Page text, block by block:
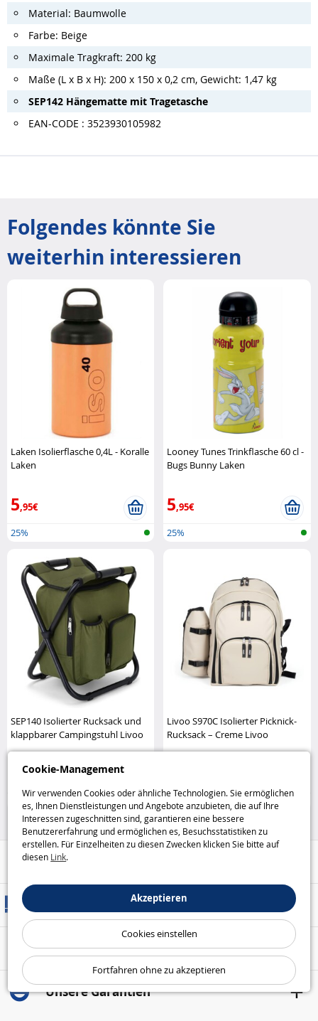
Cookie-Management
Wir verwenden Cookies oder ähnliche Technologien. Sie ermöglichen
es, Ihnen Dienstleistungen und Angebote anzubieten, die auf Ihre
Interessen zugeschnitten sind, garantieren eine bessere
Benutzererfahrung und ermöglichen es, Besuchsstatistiken zu
erstellen. Für Einzelheiten zu diesen Zwecken klicken Sie bitte auf
diesen Link.
Akzeptieren
Cookies einstellen
Fortfahren ohne zu akzeptieren
Material: Baumwolle
Farbe: Beige
Maximale Tragkraft: 200 kg
Maße (L x B x H): 200 x 150 x 0,2 cm, Gewicht: 1,47 kg
SEP142 Hängematte mit Tragetasche
EAN-CODE : 3523930105982
Folgendes könnte Sie
weiterhin interessieren
Laken Isolierflasche 0,4L - Koralle
Laken
5,95€
25%
Looney Tunes Trinkflasche 60 cl -
Bugs Bunny Laken
5,95€
25%
SEP140 Isolierter Rucksack und
klappbarer Campingstuhl Livoo
23,95€
Haus und Freizeit
Livoo S970C Isolierter Picknick-
Rucksack – Creme Livoo
Haus und Freizeit
Hilfe / Kontakt
Sicheres Bezahlen
Unsere Garantien